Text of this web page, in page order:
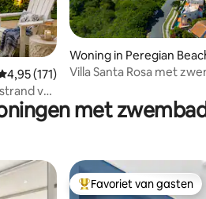
beoordeling van 4,95 op 5,
4,95 (171)
van
Woning in Peregian
Villa Santa Rosa met
met
Topfavoriet van gasten
Favoriet van gasten